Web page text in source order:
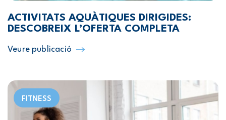
ACTIVITATS AQUÀTIQUES DIRIGIDES:
DESCOBREIX L’OFERTA COMPLETA
Veure publicació
FITNESS